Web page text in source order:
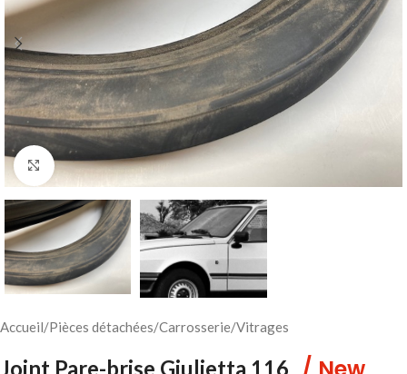
Cliquez pour agrandir
Accueil/Pièces détachées/Carrosserie/Vitrages
Joint Pare-brise Giulietta 116